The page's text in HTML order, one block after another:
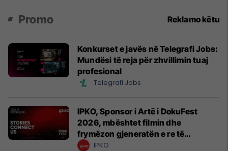
Promo Reklamo këtu
Konkurset e javës në Telegrafi Jobs:
Mundësi të reja për zhvillimin tuaj
profesional
Telegrafi Jobs
IPKO, Sponsor i Artë i DokuFest
2026, mbështet filmin dhe
frymëzon gjeneratën e re të
krijuesve
IPKO